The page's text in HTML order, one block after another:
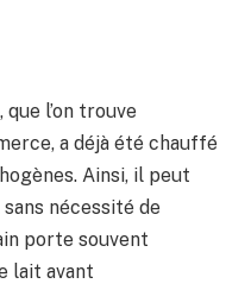
l’on trouve
a déjà été chauffé
Ainsi, il peut
nécessité de
porte souvent
lait avant